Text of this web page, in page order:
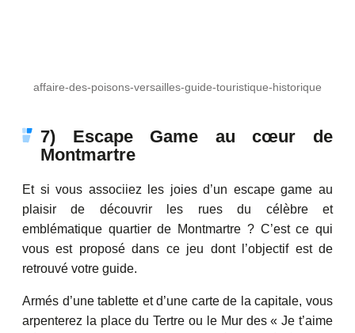
affaire-des-poisons-versailles-guide-touristique-historique
7) Escape Game au cœur de
Montmartre
Et si vous associiez les joies d’un escape game au
plaisir de découvrir les rues du célèbre et
emblématique quartier de Montmartre ? C’est ce qui
vous est proposé dans ce jeu dont l’objectif est de
retrouvé votre guide.
Armés d’une tablette et d’une carte de la capitale, vous
arpenterez la place du Tertre ou le Mur des « Je t’aime